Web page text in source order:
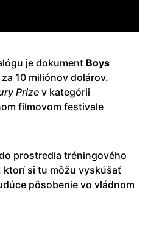
je dokument Boys
10 miliónov dolárov.
Prize v kategórii
filmovom festivale
prostredia tréningového
ktorí si tu môžu vyskúšať
pôsobenie vo vládnom